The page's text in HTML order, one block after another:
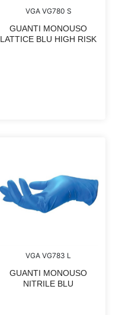
VGA VG780 S
GUANTI MONOUSO
LATTICE BLU HIGH RISK
VGA VG783 L
GUANTI MONOUSO
NITRILE BLU